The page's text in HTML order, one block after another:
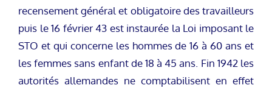
recensement général et obligatoire des travailleurs
puis le 16 février 43 est instaurée la Loi imposant le
STO et qui concerne les hommes de 16 à 60 ans et
les femmes sans enfant de 18 à 45 ans. Fin 1942 les
autorités allemandes ne comptabilisent en effet